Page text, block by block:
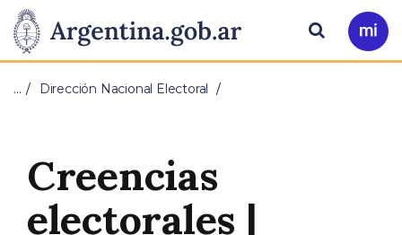
Presidencia
de
Nación
Pasar al contenido principal
Ir
a
Buscar
… Dirección Nacional Electoral
Creencias
electorales |